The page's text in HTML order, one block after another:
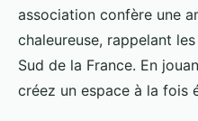
association confère une
chaleureuse, rappelant
Sud de la France. En
créez un espace à la fois